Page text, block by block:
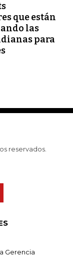
que están
las
para
reservados.
Gerencia